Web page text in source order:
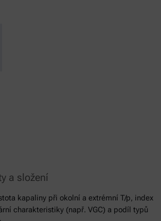
a složení
kapaliny při okolní a extrémní T/p, index
charakteristiky (např. VGC) a podíl typů